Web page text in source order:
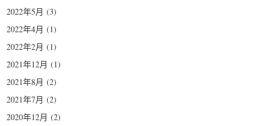
2022年5月 (3)
2022年4月 (1)
2022年2月 (1)
2021年12月 (1)
2021年8月 (2)
2021年7月 (2)
2020年12月 (2)